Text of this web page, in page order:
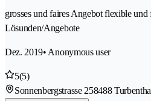
grosses und faires Angebot flexible
Lösunden/Angebote
Dez. 2019• Anonymous user
5(5)
Sonnenbergstrasse 258488